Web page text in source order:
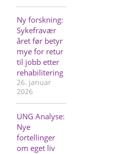
Ny forskning:
Sykefravær
året før betyr
mye for retur
til jobb etter
rehabilitering
26. januar
2026
UNG Analyse:
Nye
fortellinger
om eget liv